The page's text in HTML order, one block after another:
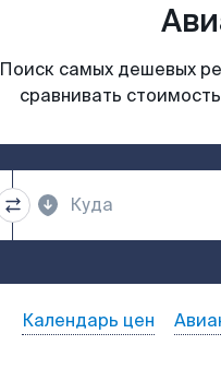
Поиск самых дешевых
сравнивать
Календарь цен